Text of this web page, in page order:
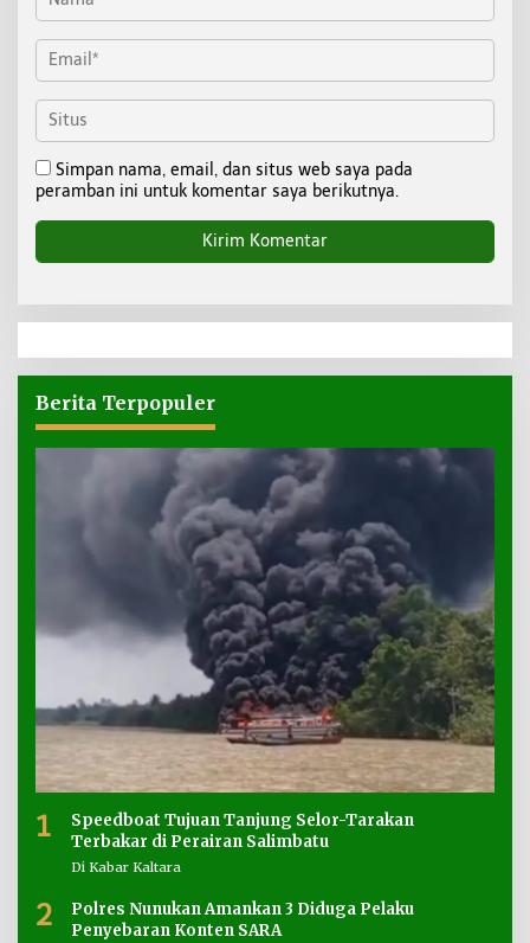
Simpan nama, email, dan situs web saya pada
peramban ini untuk komentar saya berikutnya.
Berita Terpopuler
1
Speedboat Tujuan Tanjung Selor-Tarakan
Terbakar di Perairan Salimbatu
Di Kabar Kaltara
2
Polres Nunukan Amankan 3 Diduga Pelaku
Penyebaran Konten SARA